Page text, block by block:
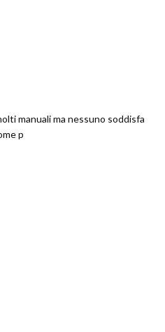
manuali ma nessuno soddisfa
p